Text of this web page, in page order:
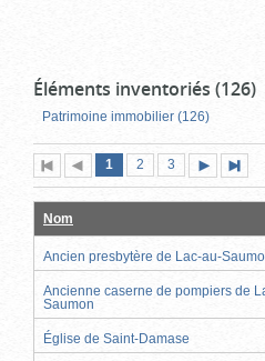
Éléments inventoriés (126)
Patrimoine immobilier (126)
Première
page
Page
précédente
Page
1 (page
actuelle)
Page
2 Page
3
suivante
page
Nom
Ancien presbytère de Lac-au-
Ancienne caserne de pompiers de
Saumon
Église de Saint-Damase